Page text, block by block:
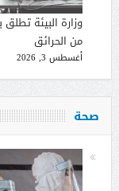
وزارة البيئة تطلق
من الحرائق
أغسطس 3, 2026
صحة